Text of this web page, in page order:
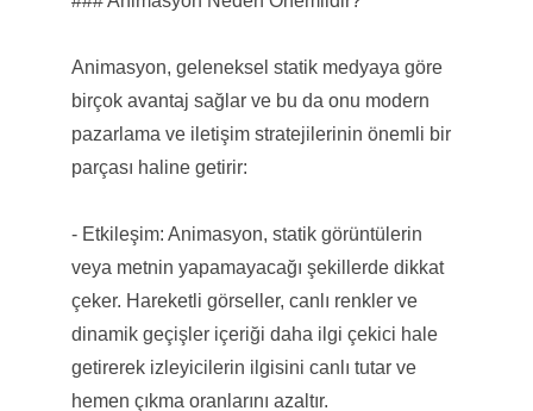
Animasyon, geleneksel statik medyaya göre
birçok avantaj sağlar ve bu da onu modern
pazarlama ve iletişim stratejilerinin önemli bir
parçası haline getirir:
- Etkileşim: Animasyon, statik görüntülerin
veya metnin yapamayacağı şekillerde dikkat
çeker. Hareketli görseller, canlı renkler ve
dinamik geçişler içeriği daha ilgi çekici hale
getirerek izleyicilerin ilgisini canlı tutar ve
hemen çıkma oranlarını azaltır.